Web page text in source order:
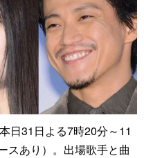
日31日よる7時20分～11
スあり）。出場歌手と曲